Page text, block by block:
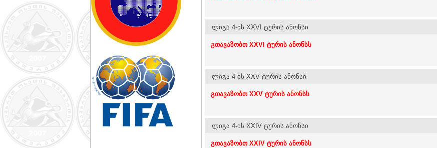
ლიგა 4-ის XXVI ტურის ანონსი
გთავაზობთ XXVI ტურის ანონსს
ლიგა 4-ის XXV ტურის ანონსი
გთავაზობთ XXV ტურის ანონსს
ლიგა 4-ის XXIV ტურის ანონსი
გთავაზობთ XXIV ტურის ანონსს